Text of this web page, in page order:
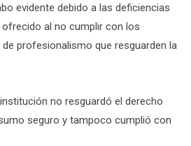
evidente debido a las deficiencias
al no cumplir con los
profesionalismo que resguarden la
no resguardó el derecho
seguro y tampoco cumplió con